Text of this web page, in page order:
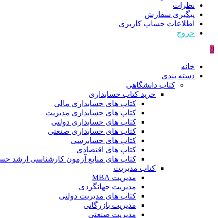
نظرات
پیگیری سفارش
اطلاعات حساب كاربری
خروج
0
خانه
دسته بندی
کتاب دانشگاهی
خرید کتاب حسابداری
کتاب های حسابداری مالی
کتاب های حسابداری مدیریت
کتاب های حسابداری دولتی
کتاب های حسابداری صنعتی
کتاب های حسابرسی
کتاب های اقتصادی
کتاب های منابع آزمون کارشناسی ارشد
کتاب مدیریت
مدیریت MBA
مدیریت جهانگردی
کتاب های مدیریت دولتی
مدیریت بازرگانی
مدیریت صنعتی